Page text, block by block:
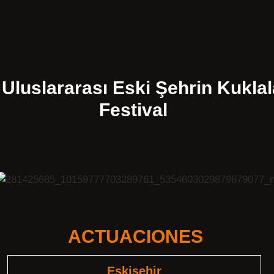
Eski Şehrin
Festival
ACTUACIONES
Eskişehir